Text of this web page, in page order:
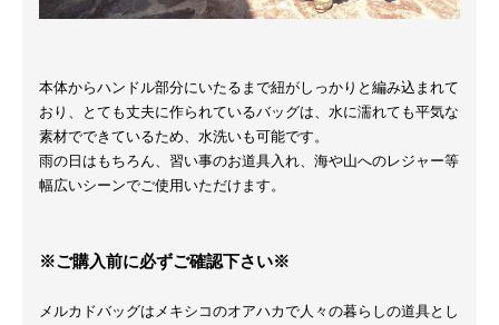
本体からハンドル部分にいたるまで紐がしっかりと編み込まれて
おり、とても丈夫に作られているバッグは、水に濡れても平気な
素材でできているため、水洗いも可能です。
雨の日はもちろん、習い事のお道具入れ、海や山へのレジャー等
幅広いシーンでご使用いただけます。
※ご購入前に必ずご確認下さい※
メルカドバッグはメキシコのオアハカで人々の暮らしの道具とし